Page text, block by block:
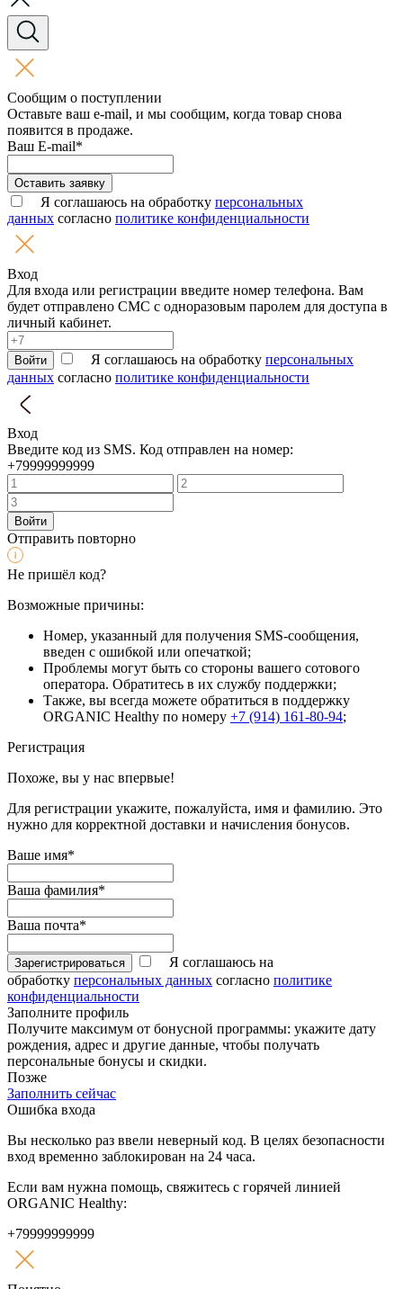
Сообщим о поступлении
Оставьте ваш e-mail, и мы сообщим, когда товар снова
появится в продаже.
Ваш E-mail*
Оставить заявку
Я соглашаюсь на обработку персональных
данных согласно политике конфиденциальности
Вход
Для входа или регистрации введите номер телефона. Вам
будет отправлено СМС с одноразовым паролем для доступа в
личный кабинет.
Войти Я соглашаюсь на обработку персональных
данных согласно политике конфиденциальности
Вход
Введите код из SMS. Код отправлен на номер:
+79999999999
Войти
Отправить повторно
Не пришёл код?
Возможные причины:
Номер, указанный для получения SMS-сообщения,
введен с ошибкой или опечаткой;
Проблемы могут быть со стороны вашего сотового
оператора. Обратитесь в их службу поддержки;
Также, вы всегда можете обратиться в поддержку
ORGANIC Healthy по номеру +7 (914) 161-80-94;
Регистрация
Похоже, вы у нас впервые!
Для регистрации укажите, пожалуйста, имя и фамилию. Это
нужно для корректной доставки и начисления бонусов.
Ваше имя*
Ваша фамилия*
Ваша почта*
Зарегистрироваться
Я соглашаюсь на
обработку персональных данных согласно политике
конфиденциальности
Заполните профиль
Получите максимум от бонусной программы: укажите дату
рождения, адрес и другие данные, чтобы получать
персональные бонусы и скидки.
Позже
Заполнить сейчас
Ошибка входа
Вы несколько раз ввели неверный код. В целях безопасности
вход временно заблокирован на 24 часа.
Если вам нужна помощь, свяжитесь с горячей линией
ORGANIC Healthy:
+79999999999